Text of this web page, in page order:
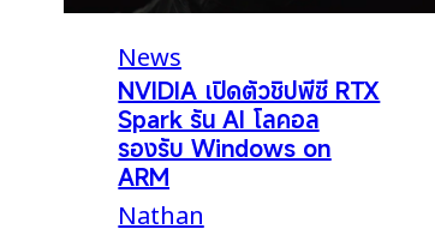
News
NVIDIA เปิดตัวชิปพีซี RTX
Spark รัน AI โลคอล
รองรับ Windows on
ARM
Nathan